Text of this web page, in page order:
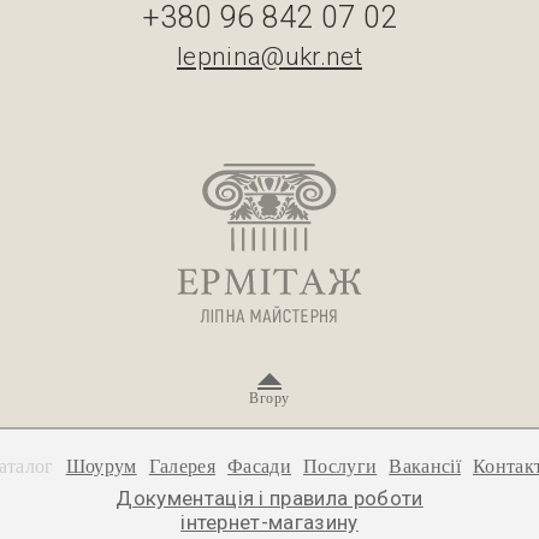
+380 96 842 07 02
lepnina@ukr.net
Вгору
Шоурум Галерея Фасади Послуги Вакансії
Документація і правила роботи
інтернет-магазину